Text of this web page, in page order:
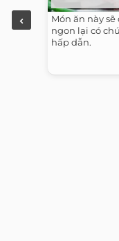
Món ăn này
ngon lại có
hấp dẫn.